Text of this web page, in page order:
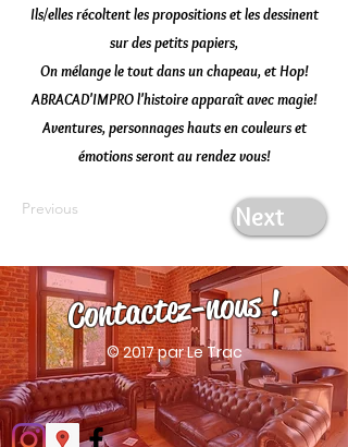
Ils/elles récoltent les propositions et les dessinent
sur des petits papiers,
On mélange le tout dans un chapeau, et Hop!
ABRACAD'IMPRO l'histoire apparaît avec magie!
Aventures, personnages hauts en couleurs et
émotions seront au rendez vous!
Previous Next
Contactez-nous !
© 2017 par Le Trac